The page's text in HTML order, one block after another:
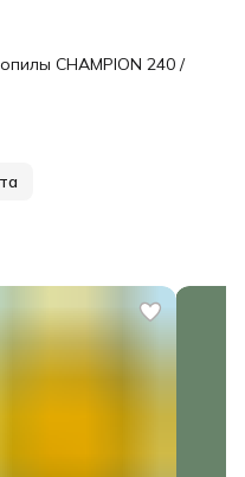
CHAMPION 240 /